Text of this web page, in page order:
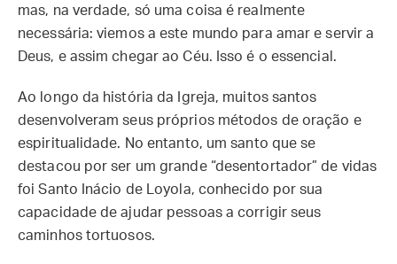
mas, na verdade, só uma coisa é realmente
necessária: viemos a este mundo para amar e servir a
Deus, e assim chegar ao Céu. Isso é o essencial.
Ao longo da história da Igreja, muitos santos
desenvolveram seus próprios métodos de oração e
espiritualidade. No entanto, um santo que se
destacou por ser um grande “desentortador” de vidas
foi Santo Inácio de Loyola, conhecido por sua
capacidade de ajudar pessoas a corrigir seus
caminhos tortuosos.